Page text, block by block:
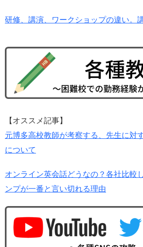
研修、講演、ワークショップの違い。
【オススメ記事】
元博多高校教師が考察する、先生に対
について
オンライン英会話どうなの？各社比較
ンプが一番と言い切れる理由